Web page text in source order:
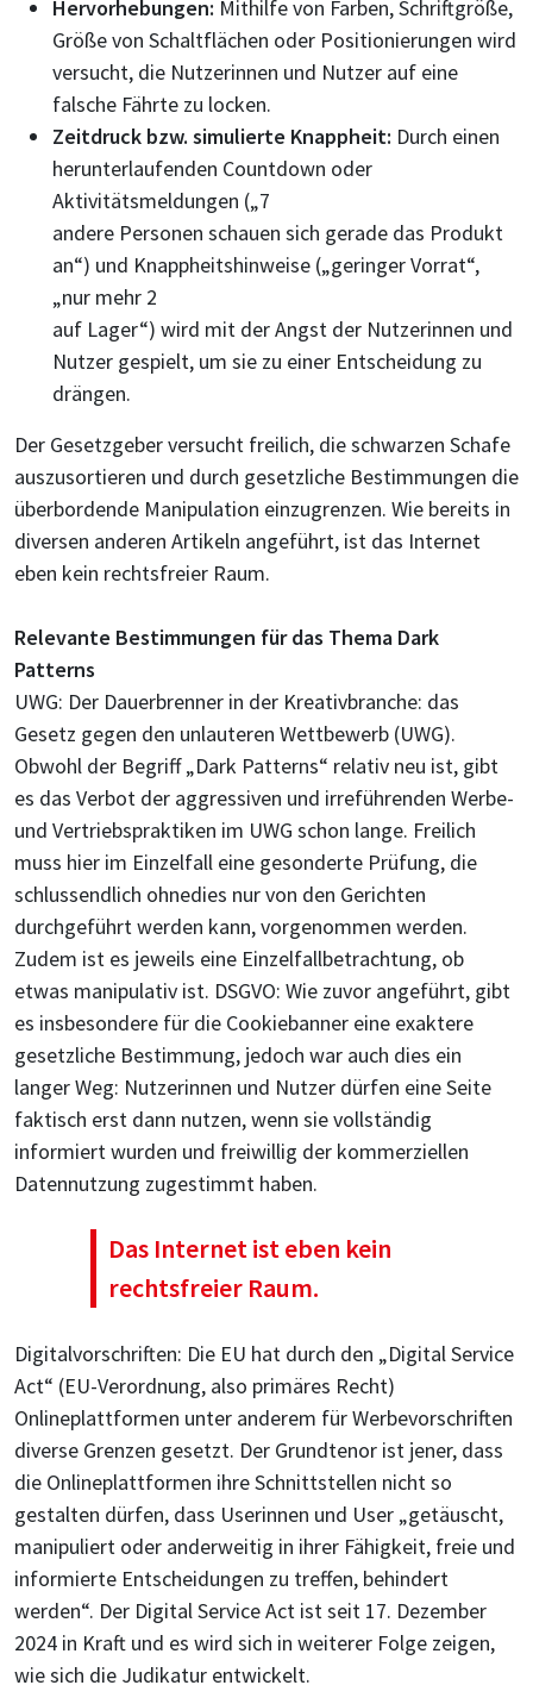
Hervorhebungen: Mithilfe von Farben, Schriftgröße,
Größe von Schaltflächen oder Positionierungen wird
versucht, die Nutzerinnen und Nutzer auf eine
falsche Fährte zu locken.
Zeitdruck bzw. simulierte Knappheit: Durch einen
herunterlaufenden Countdown oder
Aktivitätsmeldungen („7
andere Personen schauen sich gerade das Produkt
an“) und Knappheitshinweise („geringer Vorrat“,
„nur mehr 2
auf Lager“) wird mit der Angst der Nutzerinnen und
Nutzer gespielt, um sie zu einer Entscheidung zu
drängen.
Der Gesetzgeber versucht freilich, die schwarzen Schafe
auszusortieren und durch gesetzliche Bestimmungen die
überbordende Manipulation einzugrenzen. Wie bereits in
diversen anderen Artikeln angeführt, ist das Internet
eben kein rechtsfreier Raum.
Relevante Bestimmungen für das Thema Dark
Patterns
UWG: Der Dauerbrenner in der Kreativbranche: das
Gesetz gegen den unlauteren Wettbewerb (UWG).
Obwohl der Begriff „Dark Patterns“ relativ neu ist, gibt
es das Verbot der aggressiven und irreführenden Werbe-
und Vertriebspraktiken im UWG schon lange. Freilich
muss hier im Einzelfall eine gesonderte Prüfung, die
schlussendlich ohnedies nur von den Gerichten
durchgeführt werden kann, vorgenommen werden.
Zudem ist es jeweils eine Einzelfallbetrachtung, ob
etwas manipulativ ist. DSGVO: Wie zuvor angeführt, gibt
es insbesondere für die Cookiebanner eine exaktere
gesetzliche Bestimmung, jedoch war auch dies ein
langer Weg: Nutzerinnen und Nutzer dürfen eine Seite
faktisch erst dann nutzen, wenn sie vollständig
informiert wurden und freiwillig der kommerziellen
Datennutzung zugestimmt haben.
Das Internet ist eben kein
rechtsfreier Raum.
Digitalvorschriften: Die EU hat durch den „Digital Service
Act“ (EU-Verordnung, also primäres Recht)
Onlineplattformen unter anderem für Werbevorschriften
diverse Grenzen gesetzt. Der Grundtenor ist jener, dass
die Onlineplattformen ihre Schnittstellen nicht so
gestalten dürfen, dass Userinnen und User „getäuscht,
manipuliert oder anderweitig in ihrer Fähigkeit, freie und
informierte Entscheidungen zu treffen, behindert
werden“. Der Digital Service Act ist seit 17. Dezember
2024 in Kraft und es wird sich in weiterer Folge zeigen,
wie sich die Judikatur entwickelt.